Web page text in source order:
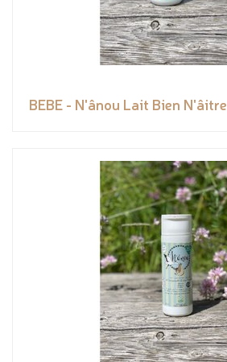
BEBE - N'ânou Lait Bien N'âitre